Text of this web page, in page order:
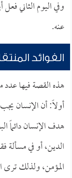
وفي اليوم الثاني
عنه.
الفوائد
هذه القصة فيها عدد
أولاً: أن الإنسان
هدف الإنسان دائماً
الدين، أو في
المؤمن، ولذلك